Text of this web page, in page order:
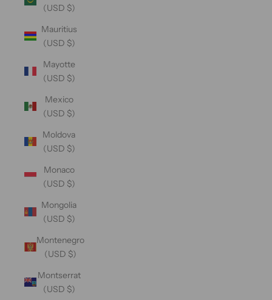
(USD $)
Mauritius
(USD $)
Mayotte
(USD $)
Mexico
(USD $)
Moldova
(USD $)
Monaco
(USD $)
Mongolia
(USD $)
Montenegro
(USD $)
Montserrat
(USD $)